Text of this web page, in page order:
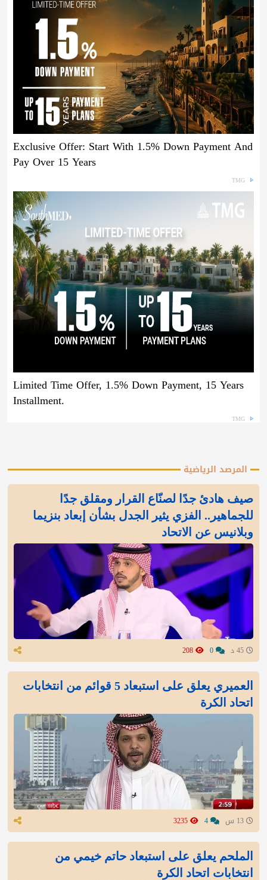
Exclusive Offer: Start With 1.5% Down Payment And
Pay Over 15 Years
TMG
Limited Time Offer, 1.5% Down Payment, 15 Years
Installment.
TMG
المرصد الرياضية
صيف هادئ جدًا لصنّاع القرار ومقلق جدًا
للجماهير.. الفزي يثير الجدل بشأن إبعاد بنزيما
وبلانيس عن الاتحاد
العميري يعلق على استبعاد 5 قوائم من انتخابات
اتحاد الكرة
الملحم يعلق على استبعاد حاتم خيمي من
انتخابات اتحاد الكرة